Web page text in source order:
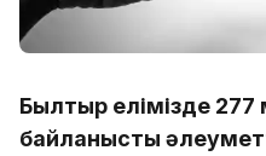
Былтыр елімізде 277
байланысты